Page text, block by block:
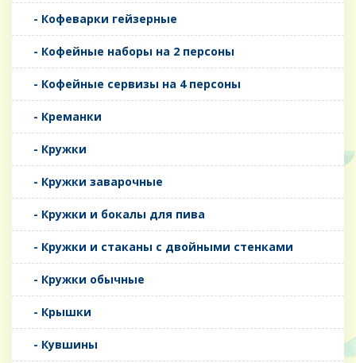
- Кофеварки гейзерные
- Кофейные наборы на 2 персоны
- Кофейные сервизы на 4 персоны
- Креманки
- Кружки
- Кружки заварочные
- Кружки и бокалы для пива
- Кружки и стаканы с двойными стенками
- Кружки обычные
- Крышки
- Кувшины